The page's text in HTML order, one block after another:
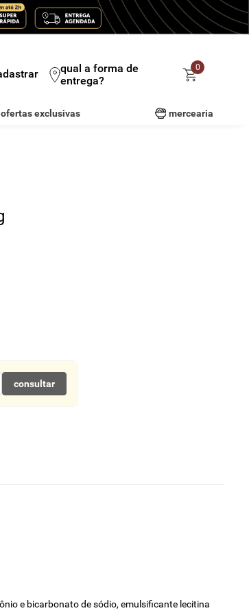
qual a forma de
entrega?
0
ofertas exclusivas mercearia
consultar
e bicarbonato de sódio, emulsificante lecitina